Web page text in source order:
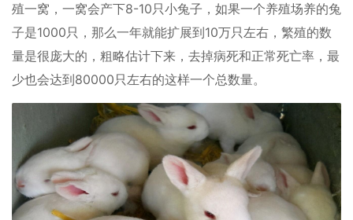
殖一窝，一窝会产下8-10只小兔子，如果一个养殖场养的兔
子是1000只，那么一年就能扩展到10万只左右，繁殖的数
量是很庞大的，粗略估计下来，去掉病死和正常死亡率，最
少也会达到80000只左右的这样一个总数量。